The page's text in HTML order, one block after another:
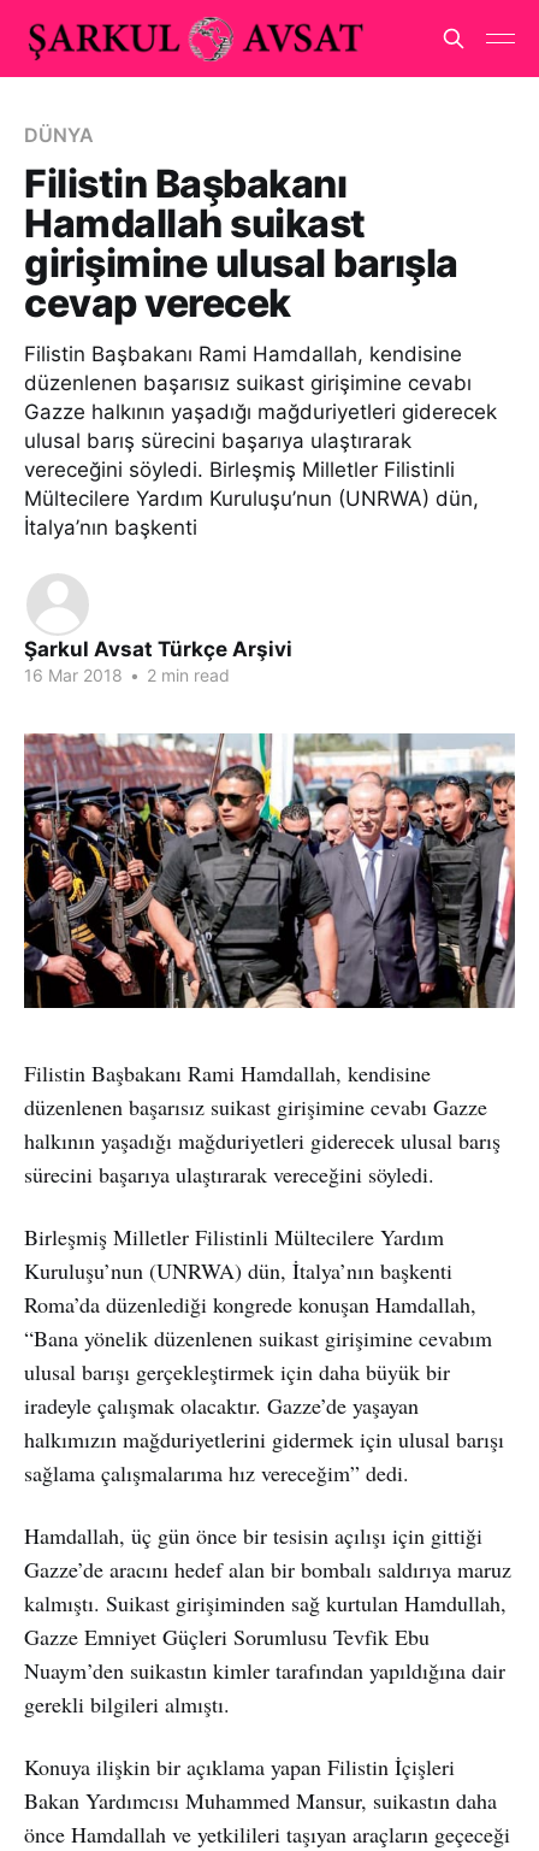
DÜNYA
Filistin Başbakanı
Hamdallah suikast
girişimine ulusal barışla
cevap verecek
Filistin Başbakanı Rami Hamdallah, kendisine
düzenlenen başarısız suikast girişimine cevabı
Gazze halkının yaşadığı mağduriyetleri giderecek
ulusal barış sürecini başarıya ulaştırarak
vereceğini söyledi. Birleşmiş Milletler Filistinli
Mültecilere Yardım Kuruluşu’nun (UNRWA) dün,
İtalya’nın başkenti
Şarkul Avsat Türkçe Arşivi
16 Mar 2018 • 2 min read
Filistin Başbakanı Rami Hamdallah, kendisine
düzenlenen başarısız suikast girişimine cevabı Gazze
halkının yaşadığı mağduriyetleri giderecek ulusal barış
sürecini başarıya ulaştırarak vereceğini söyledi.
Birleşmiş Milletler Filistinli Mültecilere Yardım
Kuruluşu’nun (UNRWA) dün, İtalya’nın başkenti
Roma’da düzenlediği kongrede konuşan Hamdallah,
“Bana yönelik düzenlenen suikast girişimine cevabım
ulusal barışı gerçekleştirmek için daha büyük bir
iradeyle çalışmak olacaktır. Gazze’de yaşayan
halkımızın mağduriyetlerini gidermek için ulusal barışı
sağlama çalışmalarıma hız vereceğim” dedi.
Hamdallah, üç gün önce bir tesisin açılışı için gittiği
Gazze’de aracını hedef alan bir bombalı saldırıya maruz
kalmıştı. Suikast girişiminden sağ kurtulan Hamdullah,
Gazze Emniyet Güçleri Sorumlusu Tevfik Ebu
Nuaym’den suikastın kimler tarafından yapıldığına dair
gerekli bilgileri almıştı.
Konuya ilişkin bir açıklama yapan Filistin İçişleri
Bakan Yardımcısı Muhammed Mansur, suikastın daha
önce Hamdallah ve yetkilileri taşıyan araçların geçeceği